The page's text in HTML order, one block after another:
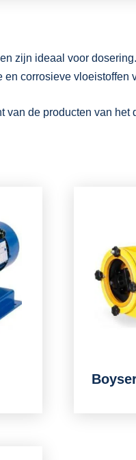
zijn ideaal voor
en corrosieve
van de producten van